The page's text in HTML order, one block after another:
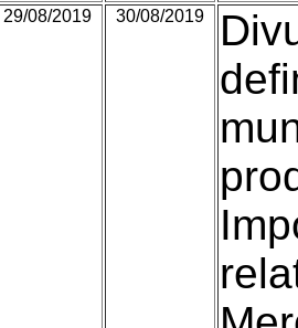
29/08/2019 30/08/2019